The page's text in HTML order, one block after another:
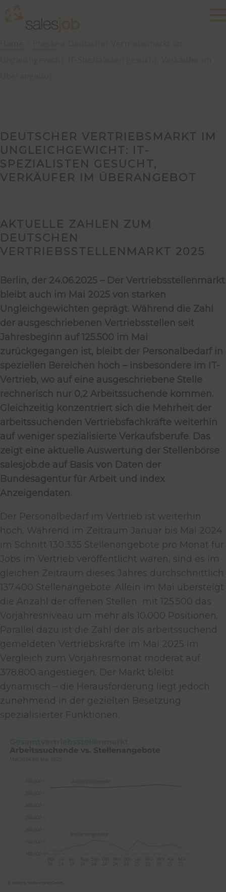
DEUTSCHER VERTRIEBSMARKT IM
UNGLEICHGEWICHT: IT-
SPEZIALISTEN GESUCHT,
VERKÄUFER IM ÜBERANGEBOT
AKTUELLE ZAHLEN ZUM
DEUTSCHEN
VERTRIEBSSTELLENMARKT 2025
Berlin, der 24.06.2025 – Der Vertriebsstellenmarkt
bleibt auch im Mai 2025 von starken
Ungleichgewichten geprägt. Während die Zahl
der ausgeschriebenen Vertriebsstellen seit
Jahresbeginn auf 125.500 im Mai
zurückgegangen ist, bleibt der Personalbedarf in
speziellen Bereichen hoch – insbesondere im IT-
Vertrieb, wo auf eine ausgeschriebene Stelle
rechnerisch nur 0,2 Arbeitssuchende kommen.
Gleichzeitig konzentriert sich die Mehrheit der
arbeitssuchenden Vertriebsfachkräfte weiterhin
auf weniger spezialisierte Verkaufsberufe. Das
zeigt eine aktuelle Auswertung der Stellenbörse
salesjob.de auf Basis von Daten der
Bundesagentur für Arbeit und index
Anzeigendaten.
Der Personalbedarf im Vertrieb ist weiterhin
hoch. Während im Zeitraum Januar bis Mai 2024
im Schnitt 130.335 Stellenangebote pro Monat für
Jobs im Vertrieb veröffentlicht waren, sind es im
gleichen Zeitraum dieses Jahres durchschnittlich
137.400 Stellenangebote. Allein im Mai übersteigt
die Anzahl der offenen Stellen mit 125.500 das
Vorjahresniveau um mehr als 10.000 Positionen.
Parallel dazu ist die Zahl der als arbeitssuchend
gemeldeten Vertriebskräfte im Mai 2025 im
Vergleich zum Vorjahresmonat moderat auf
378.800 angestiegen. Der Markt bleibt
dynamisch – die Herausforderung liegt jedoch
zunehmend in der gezielten Besetzung
spezialisierter Funktionen.